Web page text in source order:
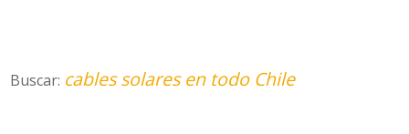
Buscar: cables solares en todo Chile